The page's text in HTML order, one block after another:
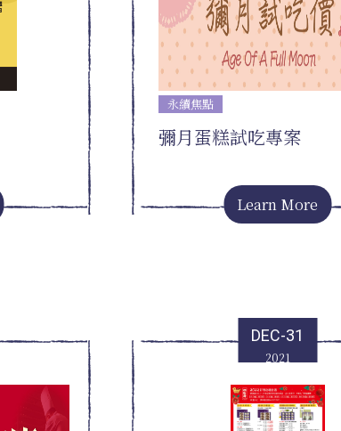
永續焦點
彌月蛋糕試吃專案
Learn More
DEC-31
2021